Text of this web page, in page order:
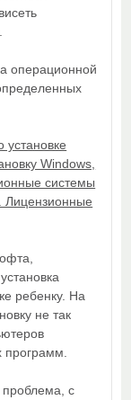
операционной
Windows,
системы
Лицензионные
ребенку. На
не так
программ.
проблема, с